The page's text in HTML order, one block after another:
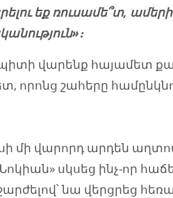
եք ռուսամե՞տ,
վարենք հայամետ
որոնց շահերը
մի վարորդ արդեն
սկսեց ինչ-որ
նա վերցրեց